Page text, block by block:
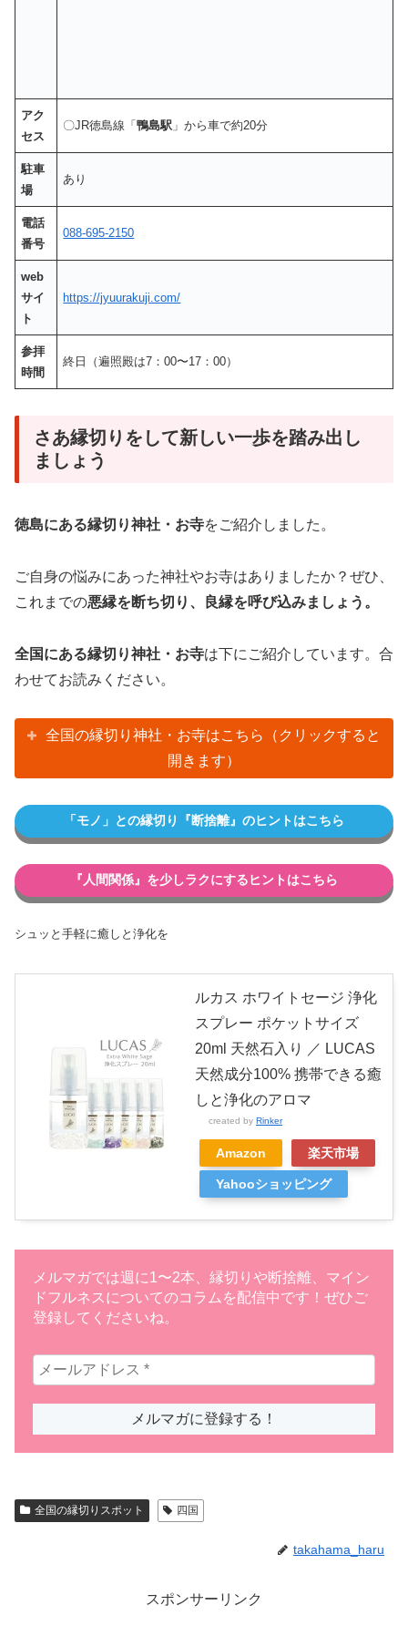
アク
セス
〇JR徳島線「鴨島駅 」から車で約20分
駐車
場
あり
電話
番号
088-695-2150
web
サイ
ト
https://jyuurakuji.com/
参拝
時間
終日（遍照殿は7：00〜17：00）
さあ縁切りをして新しい一歩を踏み出し
ましょう
徳島にある縁切り神社・お寺をご紹介しました。
ご自身の悩みにあった神社やお寺はありましたか？ぜひ、
これまでの悪縁を断ち切り、良縁を呼び込みましょう。
全国にある縁切り神社・お寺は下にご紹介しています。合
わせてお読みください。
全国の縁切り神社・お寺はこちら（クリックすると
開きます）
「モノ」との縁切り『断捨離』のヒントはこちら
『人間関係』を少しラクにするヒントはこちら
シュッと手軽に癒しと浄化を
ルカス ホワイトセージ 浄化
スプレー ポケットサイズ
20ml 天然石入り ／ LUCAS
天然成分100% 携帯できる癒
しと浄化のアロマ
created by Rinker
Amazon 楽天市場
Yahooショッピング
メルマガでは週に1〜2本、縁切りや断捨離、マイン
ドフルネスについてのコラムを配信中です！ぜひご
登録してくださいね。
全国の縁切りスポット 四国
takahama_haru
スポンサーリンク